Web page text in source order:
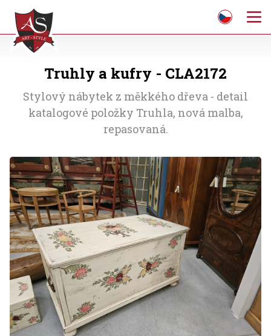
Truhly a kufry - CLA2172
Stylový nábytek z měkkého dřeva - detail
katalogové položky Truhla, nová malba,
repasovaná.